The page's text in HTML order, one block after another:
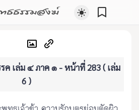
ธธรรมสงฆ์
ค เล่ม ๔ ภาค ๑ - หน้าที่ 283 ( เล่ม
6 )